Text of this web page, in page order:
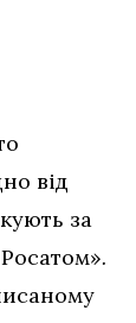
від
за
.